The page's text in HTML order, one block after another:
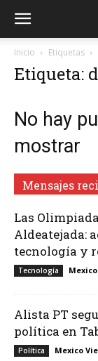
Inicio Etiquetas
Etiqueta:
No hay
mostrar
Mensajes
Las
Aldeatejada:
tecnología y
Tecnología
Alista PT
política en
Política Mexico